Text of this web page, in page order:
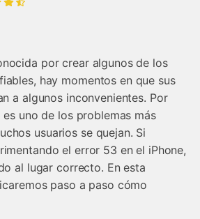
por crear algunos de los
hay momentos en que sus
a algunos inconvenientes. Por
uno de los problemas más
usuarios se quejan. Si
el error 53 en el iPhone,
al lugar correcto. En esta
paso a paso cómo